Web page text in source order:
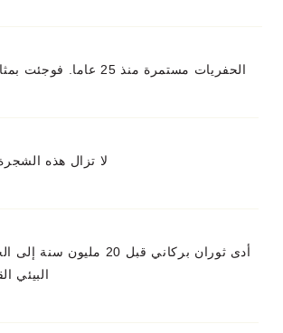
الحفريات مستمرة منذ 25 عاما. فوجئت بمثابرة البحث الأثري
لا تزال هذه
أدى ثوران بركاني قبل 20
البيئي